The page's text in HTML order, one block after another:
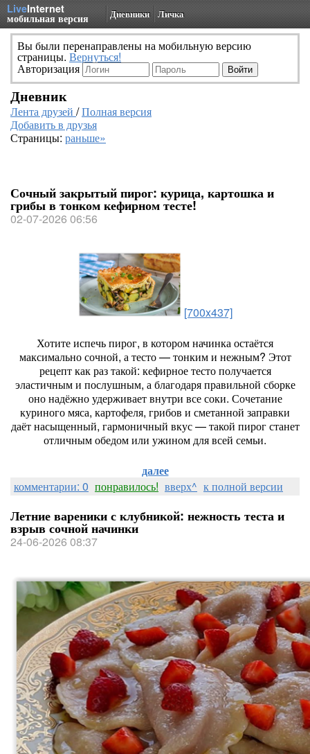
LiveInternet
мобильная версия Дневники Личка
Вы были перенаправлены на мобильную версию
страницы. Вернуться!
Авторизация
Дневник
Лента друзей /Полная версия
Добавить в друзья
Страницы: раньше»
Сочный закрытый пирог: курица, картошка и
грибы в тонком кефирном тесте!
02-07-2026 06:56
[700x437]
Хотитеиспечьпирог, в которомначинкаостаётся
максимальносочной, атесто— тонкими нежным? Этот
рецепткакразтакой: кефирноетестополучается
эластичными послушным, аблагодаряправильной сборке
ононадёжноудерживаетвнутри всесоки. Сочетание
куриногомяса, картофеля, грибов и сметанной заправки
даётнасыщенный, гармоничный вкус— такой пирогстанет
отличнымобедомили ужиномдлявсей семьи.
далее
комментарии: 0 понравилось! вверх^ к полной версии
Летние вареники с клубникой: нежность теста и
взрыв сочной начинки
24-06-2026 08:37